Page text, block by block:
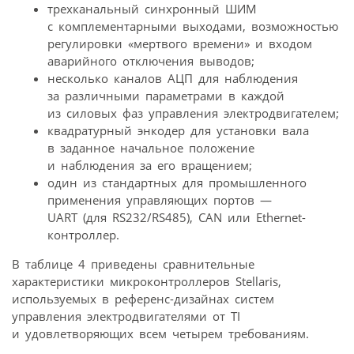
трехканальный синхронный ШИМ
с комплементарными выходами, возможностью
регулировки «мертвого времени» и входом
аварийного отключения выводов;
несколько каналов АЦП для наблюдения
за различными параметрами в каждой
из силовых фаз управления электродвигателем;
квадратурный энкодер для установки вала
в заданное начальное положение
и наблюдения за его вращением;
один из стандартных для промышленного
применения управляющих портов —
UART (для RS232/RS485), CAN или Ethernet-
контроллер.
В таблице 4 приведены сравнительные
характеристики микроконтроллеров Stellaris,
используемых в референс-дизайнах систем
управления электродвигателями от TI
и удовлетворяющих всем четырем требованиям.